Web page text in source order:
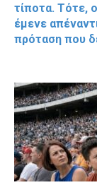
τίποτα. Τότε,
έμενε
πρόταση που